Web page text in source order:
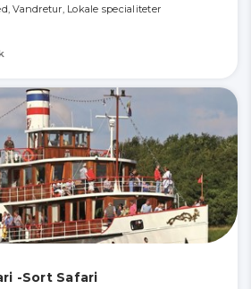
Vandretur, Lokale specialiteter
-Sort Safari